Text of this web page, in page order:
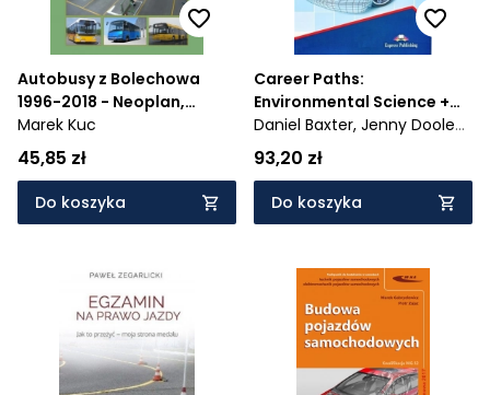
Autobusy z Bolechowa
1996-2018 - Neoplan,
Solaris
Marek Kuc
45,85 zł
Do koszyka
Career Paths:
Environmental Science +
DigiBook
Daniel Baxter, Jenny Dooley,
Virginia Evans
93,20 zł
Do koszyka